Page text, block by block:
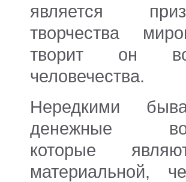
является
творчества
творит он
человечества.
Нередкими
денежные
которые
материальной,